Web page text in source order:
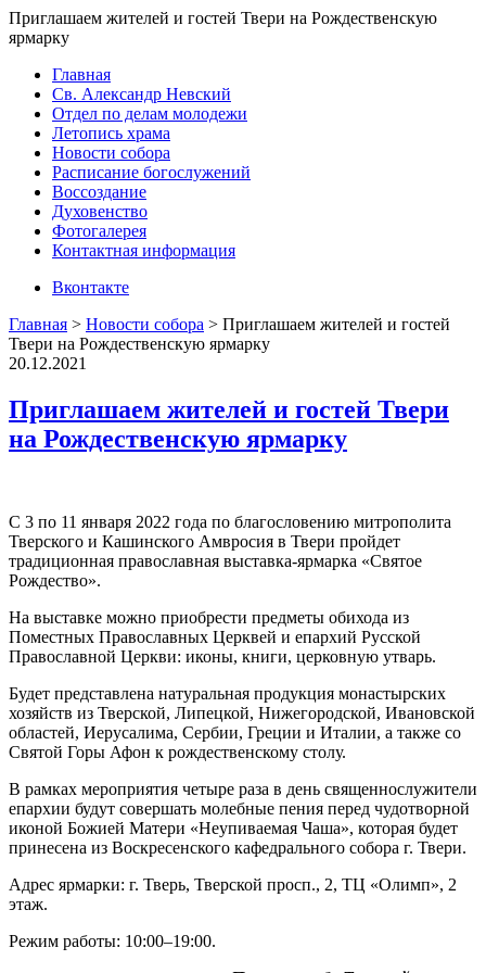
Приглашаем жителей и гостей Твери на Рождественскую
ярмарку
Главная
Св. Александр Невский
Отдел по делам молодежи
Летопись храма
Новости собора
Расписание богослужений
Воссоздание
Духовенство
Фотогалерея
Контактная информация
Вконтакте
Главная > Новости собора > Приглашаем жителей и гостей
Твери на Рождественскую ярмарку
20.12.2021
Приглашаем жителей и гостей Твери
на Рождественскую ярмарку
С 3 по 11 января 2022 года по благословению митрополита
Тверского и Кашинского Амвросия в Твери пройдет
традиционная православная выставка-ярмарка «Святое
Рождество».
На выставке можно приобрести предметы обихода из
Поместных Православных Церквей и епархий Русской
Православной Церкви: иконы, книги, церковную утварь.
Будет представлена натуральная продукция монастырских
хозяйств из Тверской, Липецкой, Нижегородской, Ивановской
областей, Иерусалима, Сербии, Греции и Италии, а также со
Святой Горы Афон к рождественскому столу.
В рамках мероприятия четыре раза в день священнослужители
епархии будут совершать молебные пения перед чудотворной
иконой Божией Матери «Неупиваемая Чаша», которая будет
принесена из Воскресенского кафедрального собора г. Твери.
Адрес ярмарки: г. Тверь, Тверской просп., 2, ТЦ «Олимп», 2
этаж.
Режим работы: 10:00–19:00.